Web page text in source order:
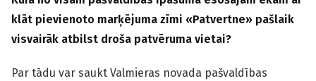
klāt pievienoto marķējuma zīmi «Patvertne» pašlaik
visvairāk atbilst droša patvēruma vietai?
Par tādu var saukt Valmieras novada pašvaldības